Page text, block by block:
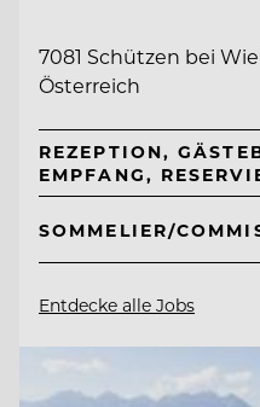
7081 Schützen bei
Österreich
REZEPTION,
EMPFANG,
SOMMELIER/
Entdecke alle Jobs